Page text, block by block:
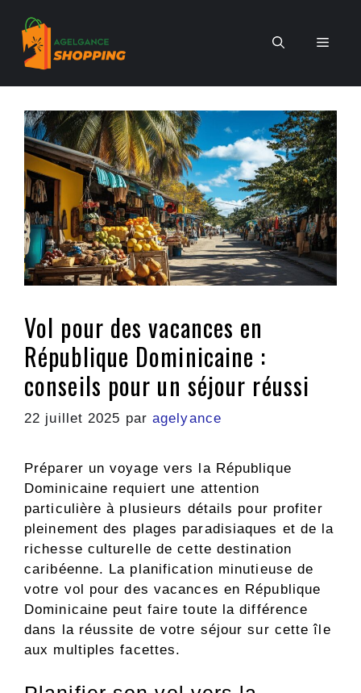
contenu
Menu
Vol pour des vacances en
République Dominicaine :
conseils pour un séjour réussi
22 juillet 2025 paragelyance
Préparer un voyage vers la République
Dominicaine requiert une attention
particulière à plusieurs détails pour profiter
pleinement des plages paradisiaques et de la
richesse culturelle de cette destination
caribéenne. La planification minutieuse de
votre vol pour des vacances en République
Dominicaine peut faire toute la différence
dans la réussite de votre séjour sur cette île
aux multiples facettes.